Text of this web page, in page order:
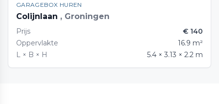
GARAGEBOX HUREN
Colijnlaan , Groningen
Prijs
€ 140
Oppervlakte
16.9 m²
L × B × H
5.4 × 3.13 × 2.2 m